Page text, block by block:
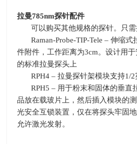
拉曼785nm探针配件
可以购买其他规格的探针。只
Raman-Probe-TIP-Tele – 伸缩
件附件，工作距离为3cm。设计用
的标准拉曼探头上
RPH4 – 拉曼探针架模块支持1/2
RPH5 – 用于粉末和固体的垂直
品放在载玻片上，然后插入模块的
光安全互锁装置，仅在将探头牢固
允许激光发射。